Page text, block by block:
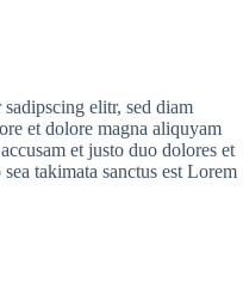
elitr, sed diam
et dolore magna aliquyam
et justo duo dolores et
takimata sanctus est Lorem